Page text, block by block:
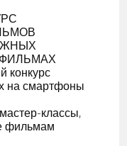
конкурс
на смартфоны
классы,
фильмам